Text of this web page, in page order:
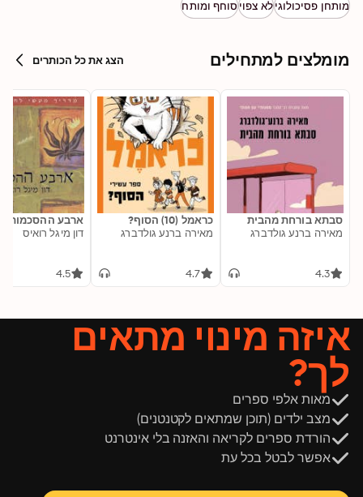
מותחן פסיכולוגילא צפויסוחף ומותח
מומלצים למתחילים הצג את כל הכותרים
סבתא בורחת מהבית
מאירה ברנע גולדברג
4.3
כראמל (10) הסוף?
מאירה ברנע גולדברג
4.7
ארבע ההסכמות
דון מיגל רואיס
4.5
איזה מינוי מתאים
לך?
מאות אלפי ספרים
מצב ילדים (תוכן שמתאים לקטנטנים)
הורדת ספרים לקריאה והאזנה בלי אינטרנט
אפשר לבטל בכל עת